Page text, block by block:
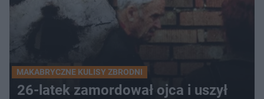
MAKABRYCZNE KULISY ZBRODNI
26-latek zamordował ojca i uszył